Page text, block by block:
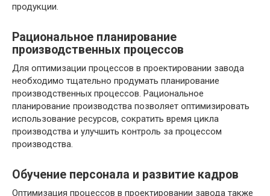
продукции.
Рациональное планирование
производственных процессов
Для оптимизации процессов в проектировании завода
необходимо тщательно продумать планирование
производственных процессов. Рациональное
планирование производства позволяет оптимизировать
использование ресурсов, сократить время цикла
производства и улучшить контроль за процессом
производства.
Обучение персонала и развитие кадров
Оптимизация процессов в проектировании завода также